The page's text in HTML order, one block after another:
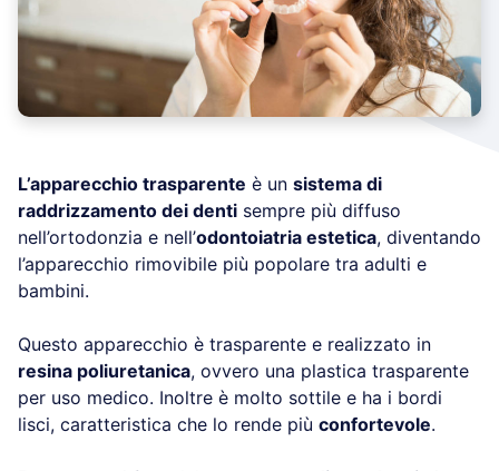
L’apparecchio trasparente è un sistema di
raddrizzamento dei denti sempre più diffuso
nell’ortodonzia e nell’odontoiatria estetica, diventando
l’apparecchio rimovibile più popolare tra adulti e
bambini.
Questo apparecchio è trasparente e realizzato in
resina poliuretanica, ovvero una plastica trasparente
per uso medico. Inoltre è molto sottile e ha i bordi
lisci, caratteristica che lo rende più confortevole.